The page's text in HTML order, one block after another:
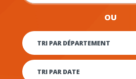
OU